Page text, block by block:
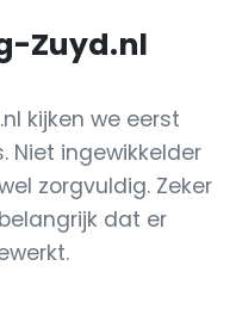
Zuyd.nl
kijken we eerst
Niet ingewikkelder
zorgvuldig. Zeker
dat er